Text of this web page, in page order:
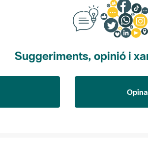
Suggeriments, opinió i
Opina